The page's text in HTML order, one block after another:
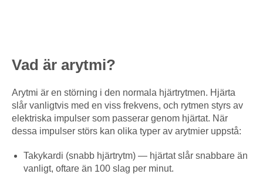
Vad är arytmi?
Arytmi är en störning i den normala hjärtrytmen. Hjärta
slår vanligtvis med en viss frekvens, och rytmen styrs av
elektriska impulser som passerar genom hjärtat. När
dessa impulser störs kan olika typer av arytmier uppstå:
Takykardi (snabb hjärtrytm) — hjärtat slår snabbare än
vanligt, oftare än 100 slag per minut.